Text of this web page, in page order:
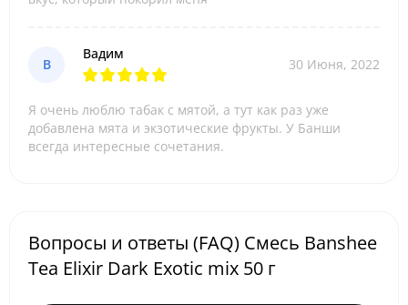
В
Вадим
30 Июня, 2022
Я очень люблю табак с мятой, а тут как раз уже
добавлена мята и экзотические фрукты. У Банши
всегда интересные сочетания.
Вопросы и ответы (FAQ) Смесь Banshee
Tea Elixir Dark Exotic mix 50 г